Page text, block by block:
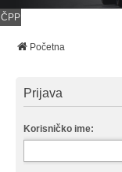
ČPP
Početna
Prijava
Korisničko ime: